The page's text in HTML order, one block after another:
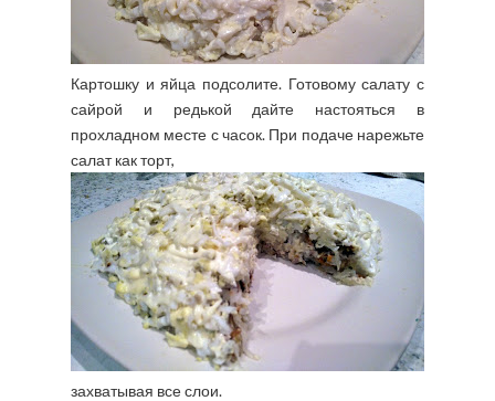
Картошку и яйца подсолите. Готовому салату с
сайрой и редькой дайте настояться в
прохладном месте с часок. При подаче нарежьте
салат как торт,
захватывая все слои.